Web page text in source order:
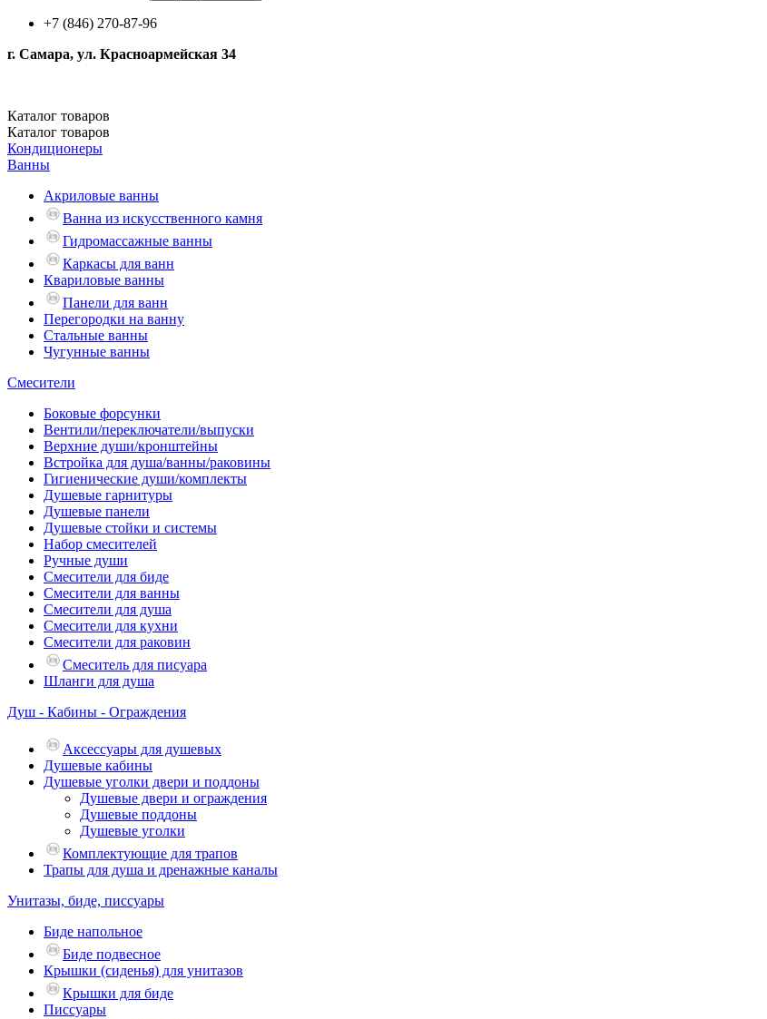
+7 (846) 270-87-96
г. Самара, ул. Красноармейская 34
Каталог товаров
Каталог товаров
Кондиционеры
Ванны
Акриловые ванны
Ванна из искусственного камня
Гидромассажные ванны
Каркасы для ванн
Квариловые ванны
Панели для ванн
Перегородки на ванну
Стальные ванны
Чугунные ванны
Смесители
Боковые форсунки
Вентили/переключатели/выпуски
Верхние души/кронштейны
Встройка для душа/ванны/раковины
Гигиенические души/комплекты
Душевые гарнитуры
Душевые панели
Душевые стойки и системы
Набор смесителей
Ручные души
Смесители для биде
Смесители для ванны
Смесители для душа
Смесители для кухни
Смесители для раковин
Смеситель для писуара
Шланги для душа
Душ - Кабины - Ограждения
Аксессуары для душевых
Душевые кабины
Душевые уголки двери и поддоны
Душевые двери и ограждения
Душевые поддоны
Душевые уголки
Комплектующие для трапов
Трапы для душа и дренажные каналы
Унитазы, биде, писсуары
Биде напольное
Биде подвесное
Крышки (сиденья) для унитазов
Крышки для биде
Писсуары